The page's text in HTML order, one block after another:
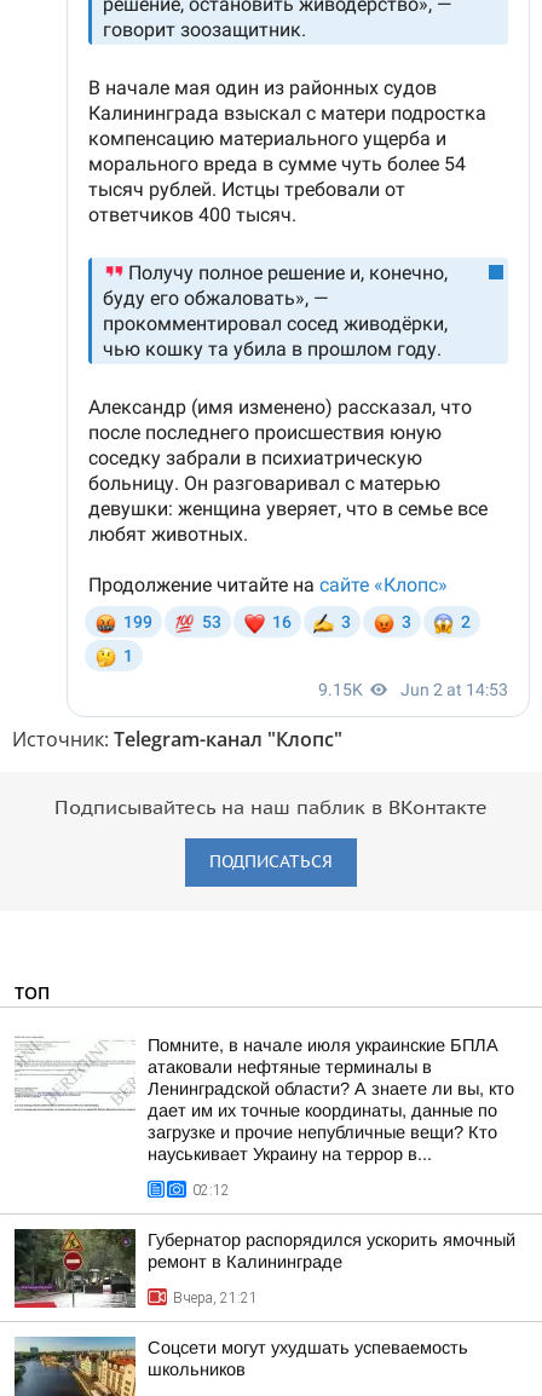
Источник: Telegram-канал "Клопс"
Подписывайтесь на наш паблик в ВКонтакте
ПОДПИСАТЬСЯ
ТОП
Помните, в начале июля украинские БПЛА
атаковали нефтяные терминалы в
Ленинградской области? А знаете ли вы, кто
дает им их точные координаты, данные по
загрузке и прочие непубличные вещи? Кто
науськивает Украину на террор в...
02:12
Губернатор распорядился ускорить ямочный
ремонт в Калининграде
Вчера, 21:21
Соцсети могут ухудшать успеваемость
школьников